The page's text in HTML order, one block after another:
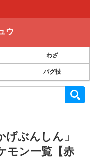
ウ
わざ
バグ技
げぶんしん」
モン一覧【赤